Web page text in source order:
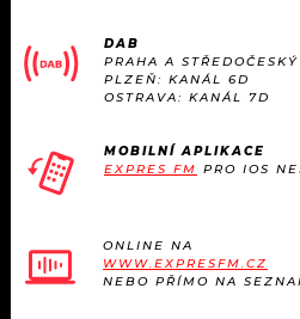
DAB
PRAHA A
PLZEŇ: KANÁL 6D
OSTRAVA: KANÁL 7D
MOBILNÍ APLIKACE
EXPRES FM PRO IOS
ONLINE NA
WWW.EXPRESFM.CZ
NEBO PŘÍMO NA